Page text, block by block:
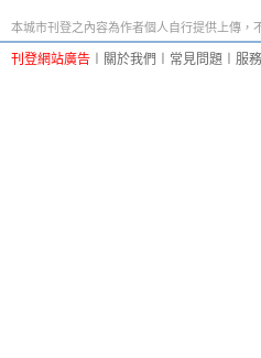
本城市刊登之內容為作者個人自行提供上傳，
刊登網站廣告 關於我們 常見問題 服